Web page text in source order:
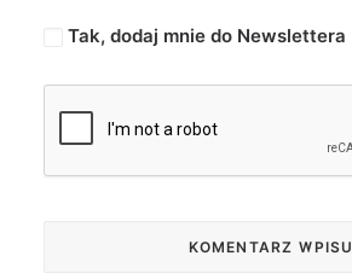
Tak, dodaj mnie do Newslettera